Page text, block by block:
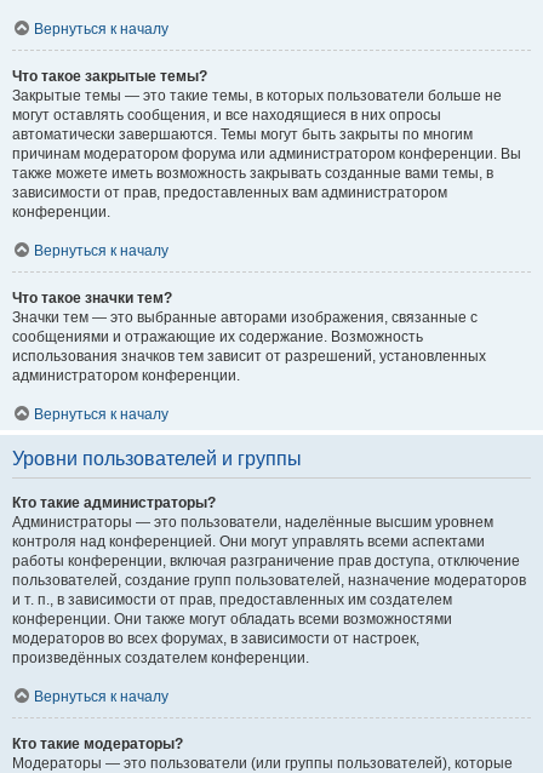
Вернуться к началу
Что такое закрытые темы?
Закрытые темы — это такие темы, в которых пользователи больше не
могут оставлять сообщения, и все находящиеся в них опросы
автоматически завершаются. Темы могут быть закрыты по многим
причинам модератором форума или администратором конференции. Вы
также можете иметь возможность закрывать созданные вами темы, в
зависимости от прав, предоставленных вам администратором
конференции.
Вернуться к началу
Что такое значки тем?
Значки тем — это выбранные авторами изображения, связанные с
сообщениями и отражающие их содержание. Возможность
использования значков тем зависит от разрешений, установленных
администратором конференции.
Вернуться к началу
Уровни пользователей и группы
Кто такие администраторы?
Администраторы — это пользователи, наделённые высшим уровнем
контроля над конференцией. Они могут управлять всеми аспектами
работы конференции, включая разграничение прав доступа, отключение
пользователей, создание групп пользователей, назначение модераторов
и т. п., в зависимости от прав, предоставленных им создателем
конференции. Они также могут обладать всеми возможностями
модераторов во всех форумах, в зависимости от настроек,
произведённых создателем конференции.
Вернуться к началу
Кто такие модераторы?
Модераторы — это пользователи (или группы пользователей), которые